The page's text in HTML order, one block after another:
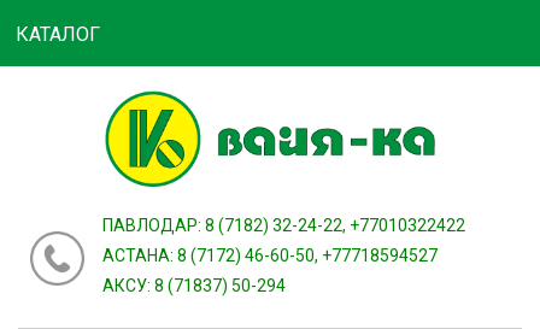
ПАВЛОДАР: 8 (7182) 32-24-22, +77010322422
АСТАНА: 8 (7172) 46-60-50, +77718594527
АКСУ: 8 (71837) 50-294
КАТАЛОГ